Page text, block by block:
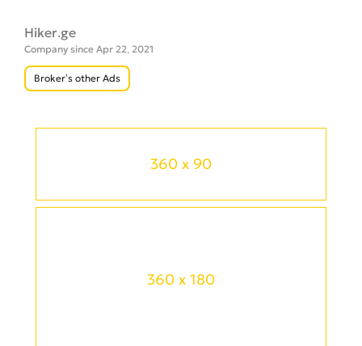
360 x 90
360 x 180
Hiker.ge
Company since Apr 22, 2021
Broker’s other Ads